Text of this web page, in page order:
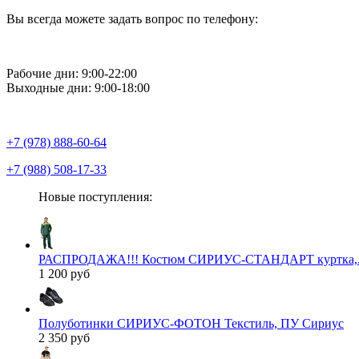
Вы всегда можете задать вопрос по телефону:
Рабочие дни: 9:00-22:00
Выходные дни: 9:00-18:00
+7 (978) 888-60-64
+7 (988) 508-17-33
Новые поступления:
РАСПРОДАЖА!!! Костюм СИРИУС-СТАНДАРТ
1 200 руб
Полуботинки СИРИУС-ФОТОН Текстиль, ПУ Сириус
2 350 руб